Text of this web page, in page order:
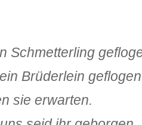
Schmetterling
Brüderlein
sie erwarten.